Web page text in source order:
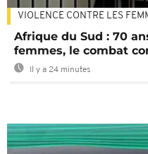
VIOLENCE CONTRE LES
Afrique du Sud : 70
femmes, le combat
Il y a 24 minutes